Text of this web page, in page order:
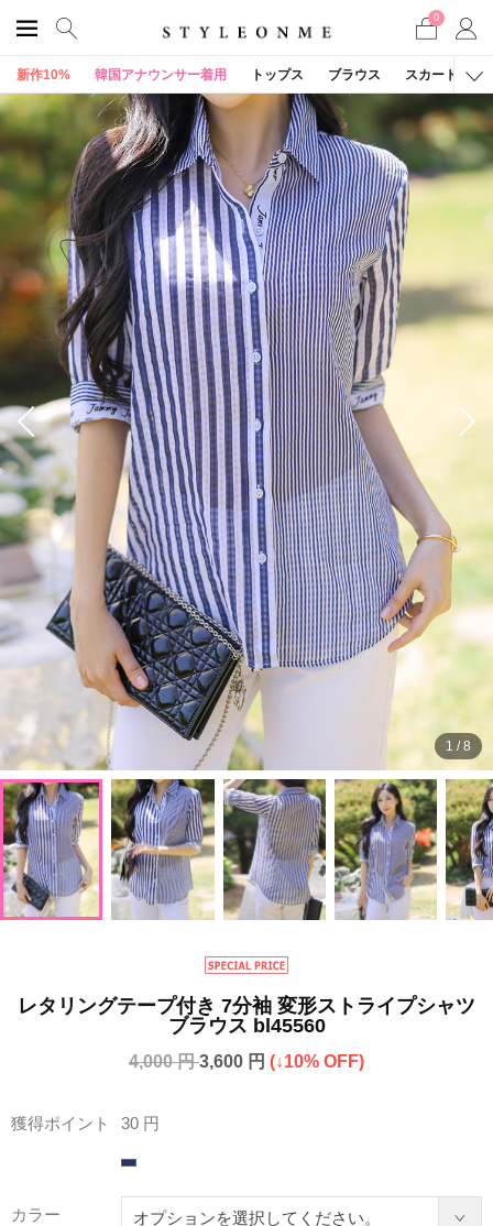
0
新作10% 韓国アナウンサー着用 トップス ブラウス スカート
1 /8
レタリングテープ付き 7分袖 変形ストライプシャツ
ブラウス bl45560
4,000 円3,600 円 (↓10% OFF)
獲得ポイント 30 円
カラー